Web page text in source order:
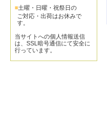
■土曜・日曜・祝祭日の
ご対応・出荷はお休みで
す。
当サイトへの個人情報送信
は、SSL暗号通信にて安全に
行っています。